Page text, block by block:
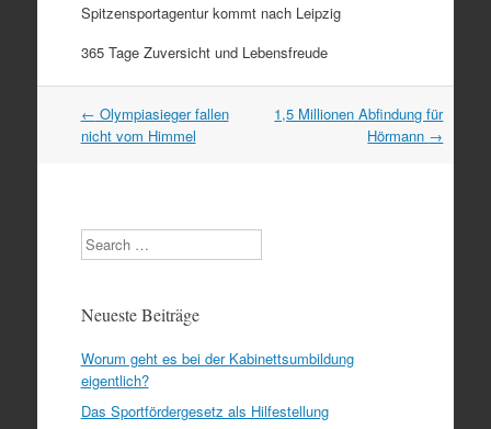
Spitzensportagentur kommt nach Leipzig
365 Tage Zuversicht und Lebensfreude
Artikel
Navigation
← Olympiasieger fallen
nicht vom Himmel
1,5 Millionen Abfindung für
Hörmann →
Search
Neueste Beiträge
Worum geht es bei der Kabinettsumbildung
eigentlich?
Das Sportfördergesetz als Hilfestellung